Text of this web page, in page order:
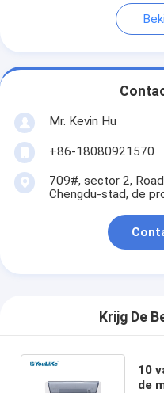
Mr. Kevin Hu
+86-18080921570
709#, sector 2,
Chengdu-stad, de
Krijg De
10
de